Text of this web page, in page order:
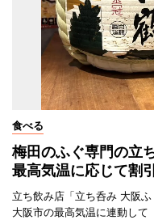
食べる
梅田のふぐ専門の立
最高気温に応じて割
立ち飲み店「立ち呑み 大阪ふ
大阪市の最高気温に連動し